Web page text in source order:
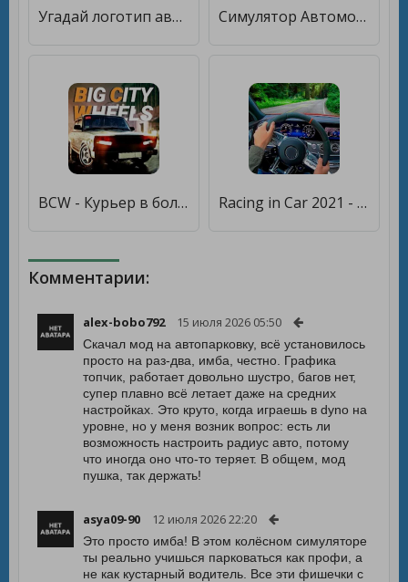
Угадай логотип автомобиля 2020 ! [Много денег] Симулятор Автомобиля 3 [Много денег]
BCW - Курьер в большом городе [Много монет] Racing in Car 2021 - вождение внутри автомобиля 20 [Много денег]
Комментарии:
alex-bobo792 15 июля 2026 05:50
Скачал мод на автопарковку, всё установилось
просто на раз-два, имба, честно. Графика
топчик, работает довольно шустро, багов нет,
супер плавно всё летает даже на средних
настройках. Это круто, когда играешь в dyno на
уровне, но у меня возник вопрос: есть ли
возможность настроить радиус авто, потому
что иногда оно что-то теряет. В общем, мод
пушка, так держать!
asya09-90 12 июля 2026 22:20
Это просто имба! В этом колёсном симуляторе
ты реально учишься парковаться как профи, а
не как кустарный водитель. Все эти фишечки с